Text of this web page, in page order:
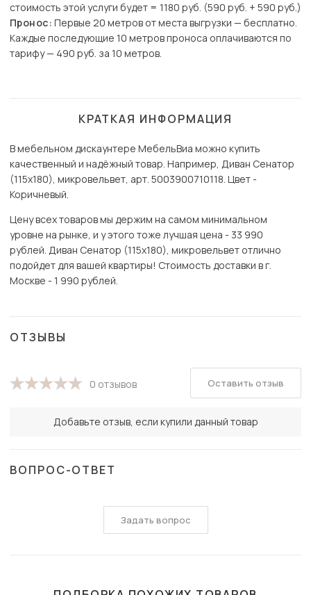
стоимость этой услуги будет = 1180 руб. (590 руб. + 590 руб.)
Пронос: Первые 20 метров от места выгрузки — бесплатно.
Каждые последующие 10 метров проноса оплачиваются по
тарифу — 490 руб. за 10 метров.
КРАТКАЯ ИНФОРМАЦИЯ
В мебельном дискаунтере МебельВиа можно купить
качественный и надёжный товар. Например, Диван Сенатор
(115х180), микровельвет, арт. 5003900710118. Цвет -
Коричневый.
Цену всех товаров мы держим на самом минимальном
уровне на рынке, и у этого тоже лучшая цена - 33 990
рублей. Диван Сенатор (115х180), микровельвет отлично
подойдет для вашей квартиры! Стоимость доставки в г.
Москве - 1 990 рублей.
ОТЗЫВЫ
0 отзывов
Добавьте отзыв, если купили данный товар
Оставить отзыв
ВОПРОС-ОТВЕТ
Задать вопрос